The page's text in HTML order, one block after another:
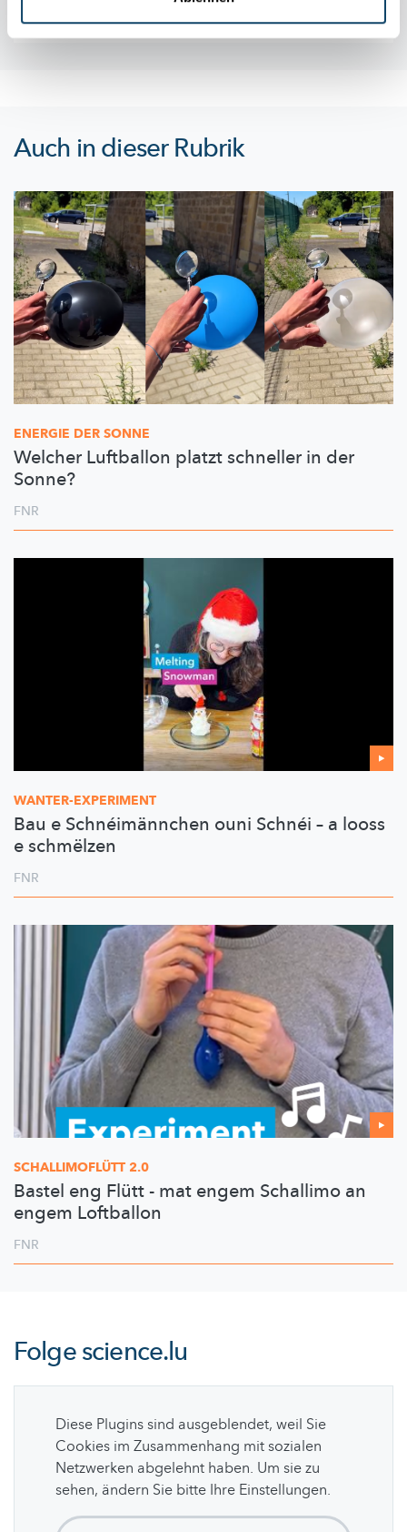
Auch in dieser Rubrik
ENERGIE DER SONNE
Welcher Luftballon platzt schneller in der
Sonne?
FNR
WANTER-EXPERIMENT
Bau e Schnéimännchen ouni Schnéi – a looss
e schmëlzen
FNR
SCHALLIMOFLÜTT 2.0
Bastel eng Flütt - mat engem Schallimo an
engem Loftballon
FNR
Folgescience.lu
Diese Plugins sind ausgeblendet, weil Sie
Cookies im Zusammenhang mit sozialen
Netzwerken abgelehnt haben. Um sie zu
sehen, ändern Sie bitte Ihre Einstellungen.